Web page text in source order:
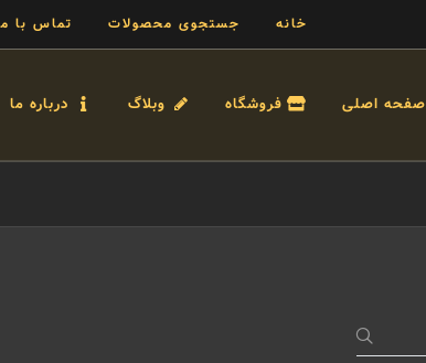
خانه جستجوی محصولات تماس با
صفحه اصلی فروشگاه وبلاگ درباره ما